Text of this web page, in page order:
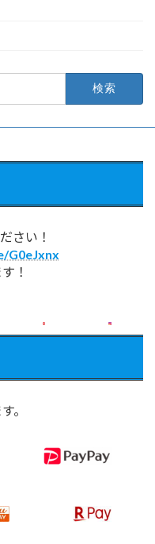
さい！
G0eJxnx
！
。